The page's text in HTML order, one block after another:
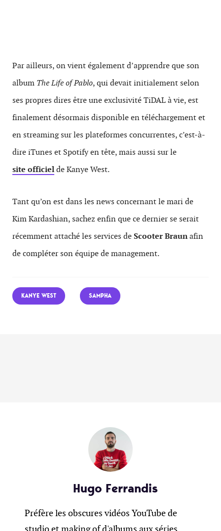
Par ailleurs, on vient également d’apprendre que son
album The Life of Pablo, qui devait initialement selon
ses propres dires être une exclusivité TiDAL à vie, est
finalement désormais disponible en téléchargement et
en streaming sur les plateformes concurrentes, c’est-à-
dire iTunes et Spotify en tête, mais aussi sur le
site officielde Kanye West.
Tant qu’on est dans les news concernant le mari de
Kim Kardashian, sachez enfin que ce dernier se serait
récemment attaché les services deScooter Braunafin
de compléter son équipe de management.
KANYE WEST SAMPHA
Hugo Ferrandis
Préfère les obscures vidéos YouTube de
studio et making of d'albums aux séries